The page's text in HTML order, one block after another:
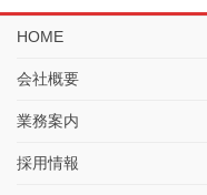
HOME
会社概要
業務案内
採用情報